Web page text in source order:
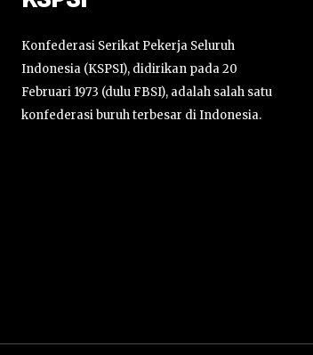
Konfederasi Serikat Pekerja Seluruh
Indonesia (KSPSI), didirikan pada 20
Februari 1973 (dulu FBSI), adalah salah satu
konfederasi buruh terbesar di Indonesia.